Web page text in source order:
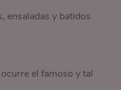
ensaladas y batidos
el famoso y tal